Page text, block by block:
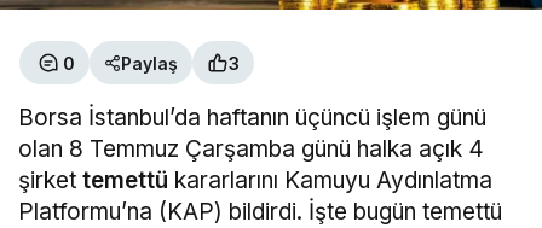
0 Paylaş 3
Borsa İstanbul’da haftanın üçüncü işlem günü
olan 8 Temmuz Çarşamba günü halka açık 4
şirkettemettü kararlarını Kamuyu Aydınlatma
Platformu’na (KAP) bildirdi. İşte bugün temettü